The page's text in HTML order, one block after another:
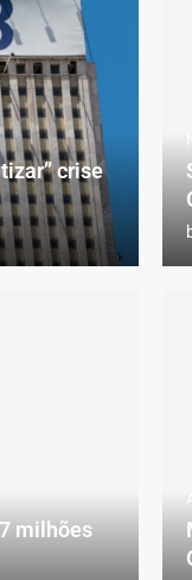
crise
milhões